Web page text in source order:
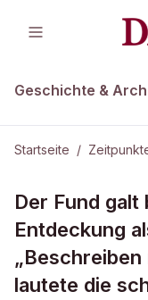
Geschichte &
Startseite /
Büste der
Der Fund
Entdeckung
lautete die